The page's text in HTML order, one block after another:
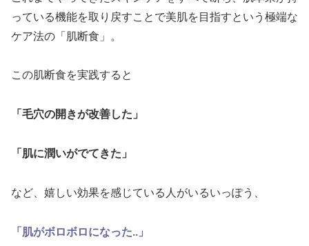
っている機能を取り戻すことで美肌を目指すという極端な
ケア法の「肌断食」。
この肌断食を実践すると
「毛穴の開きが改善した」
「肌に潤いがでてきた」
など、嬉しい効果を感じている人がいるいっぽう、
「肌がボロボロになった..」